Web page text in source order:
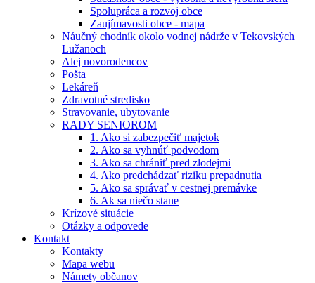
Spolupráca a rozvoj obce
Zaujímavosti obce - mapa
Náučný chodník okolo vodnej nádrže v Tekovských
Lužanoch
Alej novorodencov
Pošta
Lekáreň
Zdravotné stredisko
Stravovanie, ubytovanie
RADY SENIOROM
1. Ako si zabezpečiť majetok
2. Ako sa vyhnúť podvodom
3. Ako sa chrániť pred zlodejmi
4. Ako predchádzať riziku prepadnutia
5. Ako sa správať v cestnej premávke
6. Ak sa niečo stane
Krízové situácie
Otázky a odpovede
Kontakt
Kontakty
Mapa webu
Námety občanov